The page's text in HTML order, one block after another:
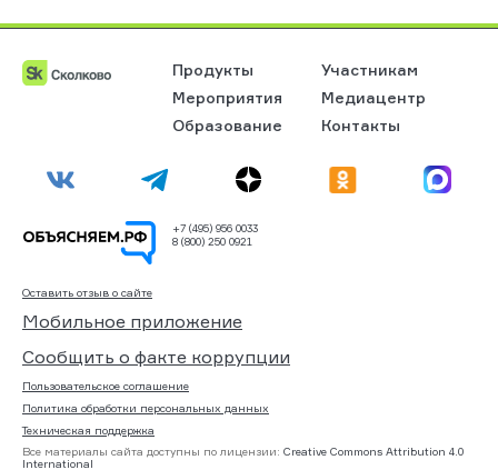
Продукты
Участникам
Мероприятия
Медиацентр
Образование
Контакты
+7 (495) 956 0033
8 (800) 250 0921
Оставить отзыв о сайте
Мобильное приложение
Сообщить о факте коррупции
Пользовательское соглашение
Политика обработки персональных данных
Техническая поддержка
Все материалы сайта доступны по лицензии: Creative Commons Attribution 4.0
International